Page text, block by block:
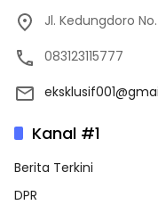
Jl. Kedungdoro
083123115777
Kanal #1
Berita Terkini
DPR